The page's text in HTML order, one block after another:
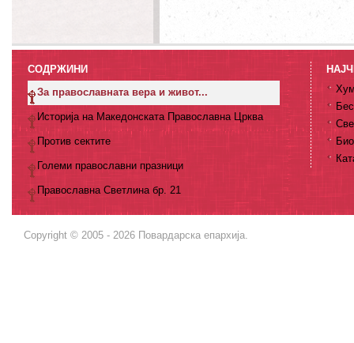
СОДРЖИНИ
За православната вера и живот...
Историја на Македонската Православна Црква
Против сектите
Големи православни празници
Православна Светлина бр. 21
Copyright © 2005 - 2026 Повардарска епархија.